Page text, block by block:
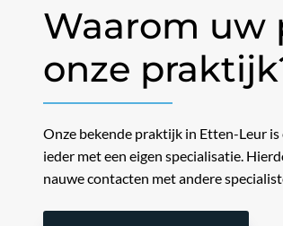
Waarom uw
onze
Onze bekende praktijk in Etten-Leur
ieder met een eigen specialisatie.
nauwe contacten met andere